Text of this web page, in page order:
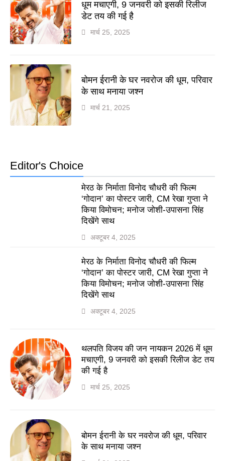
धूम मचाएगी, 9 जनवरी को इसकी रिलीज
डेट तय की गई है
मार्च 25, 2025
बोमन ईरानी के घर नवरोज की धूम, परिवार
के साथ मनाया जश्न
मार्च 21, 2025
Editor's Choice
मेरठ के निर्माता विनोद चौधरी की फिल्म
‘गोदान’ का पोस्टर जारी, CM रेखा गुप्ता ने
किया विमोचन; मनोज जोशी-उपासना सिंह
दिखेंगे साथ
अक्टूबर 4, 2025
मेरठ के निर्माता विनोद चौधरी की फिल्म
‘गोदान’ का पोस्टर जारी, CM रेखा गुप्ता ने
किया विमोचन; मनोज जोशी-उपासना सिंह
दिखेंगे साथ
अक्टूबर 4, 2025
थलपति विजय की जन नायकन 2026 में धूम
मचाएगी, 9 जनवरी को इसकी रिलीज डेट तय
की गई है
मार्च 25, 2025
बोमन ईरानी के घर नवरोज की धूम, परिवार
के साथ मनाया जश्न